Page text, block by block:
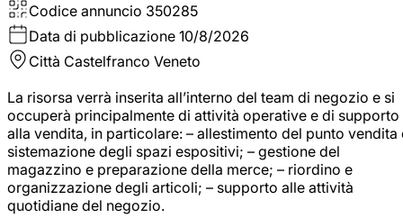
Codice annuncio 350285
Data di pubblicazione 10/8/2026
Città Castelfranco Veneto
La risorsa verrà inserita all’interno del team di negozio e si
occuperà principalmente di attività operative e di supporto
alla vendita, in particolare: – allestimento del punto vendita
sistemazione degli spazi espositivi; – gestione del
magazzino e preparazione della merce; – riordino e
organizzazione degli articoli; – supporto alle attività
quotidiane del negozio.